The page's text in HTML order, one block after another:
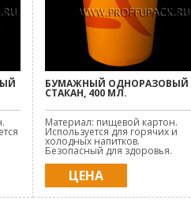
БУМАЖНЫЙ ОДНОРАЗОВЫЙ
СТАКАН, 400 МЛ.
Материал: пищевой картон.
Используется для горячих и
холодных напитков.
Безопасный для здоровья.
ЦЕНА